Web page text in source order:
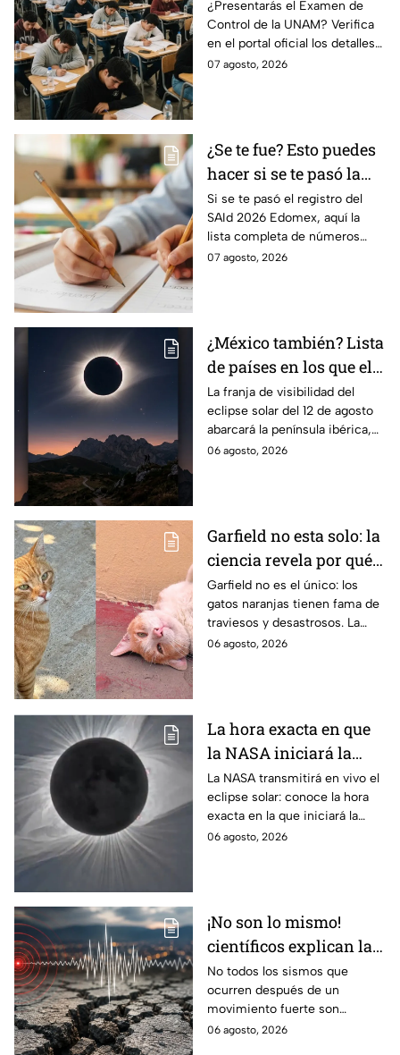
examen de control?
¿Presentarás el Examen de
Control de la UNAM? Verifica
en el portal oficial los detalles
de tu cita y los puntajes
07 agosto, 2026
¿Se te fue? Esto puedes
hacer si se te pasó la
fecha de preinscripción
SAID Edomex 2026
Si se te pasó el registro del
SAId 2026 Edomex, aquí la
lista completa de números
telefónicos y correos de
07 agosto, 2026
¿México también? Lista
de países en los que el
12 de agosto se verá el
eclipse solar total y en
los que será parcial
La franja de visibilidad del
eclipse solar del 12 de agosto
abarcará la península ibérica,
por lo que solo podrá
06 agosto, 2026
Garfield no esta solo: la
ciencia revela por qué
los gatos naranjas
tienen tanta fama de
hacer "desastres"
Garfield no es el único: los
gatos naranjas tienen fama de
traviesos y desastrosos. La
ciencia explica qué hay detrás
06 agosto, 2026
La hora exacta en que
la NASA iniciará la
transmisión en vivo
del eclipse solar
La NASA transmitirá en vivo el
eclipse solar: conoce la hora
exacta en la que iniciará la
cobertura para no perderte de
06 agosto, 2026
¡No son lo mismo!
científicos explican las
diferencias entre
enjambre sísmico y
réplicas
No todos los sismos que
ocurren después de un
movimiento fuerte son
réplicas. Científicos explican
06 agosto, 2026